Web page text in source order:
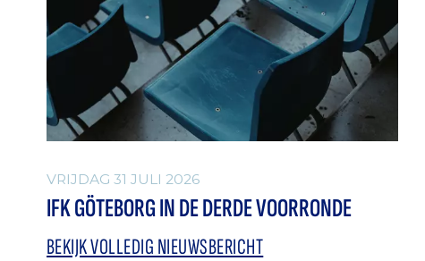
VRIJDAG 31 JULI 2026
IFK GÖTEBORG IN DE DERDE VOORRONDE
BEKIJK VOLLEDIG NIEUWSBERICHT